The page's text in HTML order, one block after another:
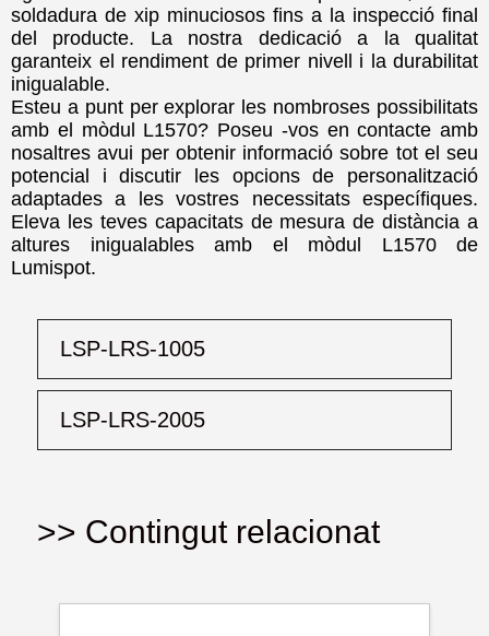
soldadura de xip minuciosos fins a la inspecció final
del producte. La nostra dedicació a la qualitat
garanteix el rendiment de primer nivell i la durabilitat
inigualable.
Esteu a punt per explorar les nombroses possibilitats
amb el mòdul L1570? Poseu -vos en contacte amb
nosaltres avui per obtenir informació sobre tot el seu
potencial i discutir les opcions de personalització
adaptades a les vostres necessitats específiques.
Eleva les teves capacitats de mesura de distància a
altures inigualables amb el mòdul L1570 de
Lumispot.
LSP-LRS-1005
LSP-LRS-2005
>> Contingut relacionat